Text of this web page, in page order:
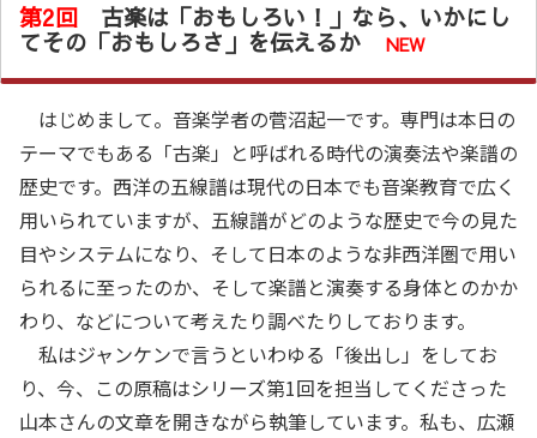
第2回 古楽は「おもしろい！」なら、いかにし
てその「おもしろさ」を伝えるか
NEW
はじめまして。音楽学者の菅沼起一です。専門は本日の
テーマでもある「古楽」と呼ばれる時代の演奏法や楽譜の
歴史です。西洋の五線譜は現代の日本でも音楽教育で広く
用いられていますが、五線譜がどのような歴史で今の見た
目やシステムになり、そして日本のような非西洋圏で用い
られるに至ったのか、そして楽譜と演奏する身体とのかか
わり、などについて考えたり調べたりしております。
私はジャンケンで言うといわゆる「後出し」をしてお
り、今、この原稿はシリーズ第1回を担当してくださった
山本さんの文章を開きながら執筆しています。私も、広瀬